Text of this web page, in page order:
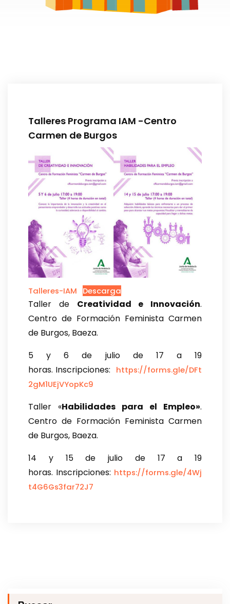
Talleres Programa IAM -Centro
Carmen de Burgos
Talleres-IAM Descarga
Taller de Creatividad e Innovación.
Centro de Formación Feminista Carmen
de Burgos, Baeza.
5 y 6 de julio de 17 a 19
horas. Inscripciones: https://forms.gle/DFt
2gM1UEjVYopKc9
Taller «Habilidades para el Empleo».
Centro de Formación Feminista Carmen
de Burgos, Baeza.
14 y 15 de julio de 17 a 19
horas. Inscripciones: https://forms.gle/4Wj
t4G6Gs3far72J7